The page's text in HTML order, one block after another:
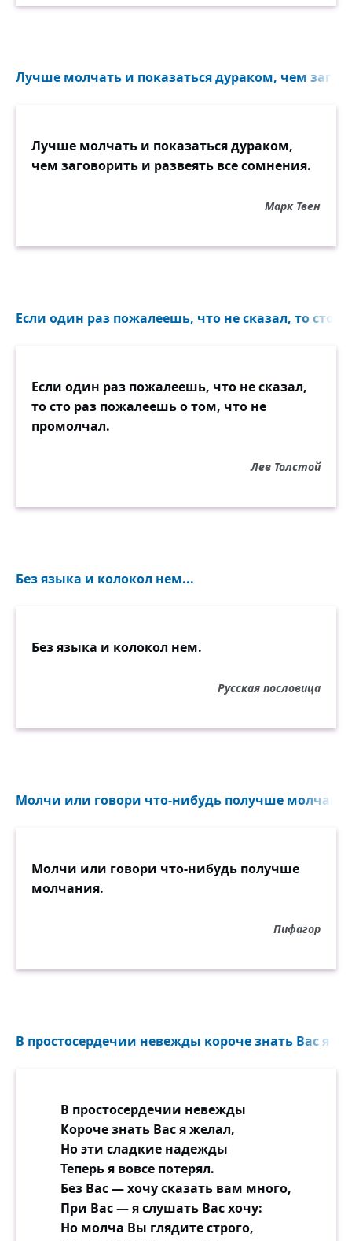
Лучше молчать и показаться дураком, чем
Лучше молчать и показаться дураком,
чем заговорить и развеять все сомнения.
Марк Твен
Если один раз пожалеешь, что не сказал, то сто
Если один раз пожалеешь, что не сказал,
то сто раз пожалеешь о том, что не
промолчал.
Лев Толстой
Без языка и колокол нем...
Без языка и колокол нем.
Русская пословица
Молчи или говори что-нибудь получше
Молчи или говори что-нибудь получше
молчания.
Пифагор
В простосердечии невежды короче знать Вас я
В простосердечии невежды
Короче знать Вас я желал,
Но эти сладкие надежды
Теперь я вовсе потерял.
Без Вас — хочу сказать вам много,
При Вас — я слушать Вас хочу:
Но молча Вы глядите строго,